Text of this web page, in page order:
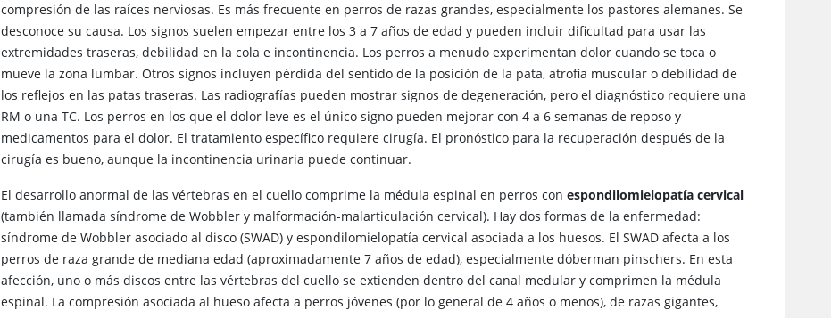
compresión de las raíces nerviosas. Es más frecuente en perros de razas grandes, especialmente los pastores alemanes. Se
desconoce su causa. Los signos suelen empezar entre los 3 a 7 años de edad y pueden incluir dificultad para usar las
extremidades traseras, debilidad en la cola e incontinencia. Los perros a menudo experimentan dolor cuando se toca o
mueve la zona lumbar. Otros signos incluyen pérdida del sentido de la posición de la pata, atrofia muscular o debilidad de
los reflejos en las patas traseras. Las radiografías pueden mostrar signos de degeneración, pero el diagnóstico requiere una
RM o una TC. Los perros en los que el dolor leve es el único signo pueden mejorar con 4 a 6 semanas de reposo y
medicamentos para el dolor. El tratamiento específico requiere cirugía. El pronóstico para la recuperación después de la
cirugía es bueno, aunque la incontinencia urinaria puede continuar.
El desarrollo anormal de las vértebras en el cuello comprime la médula espinal en perros conespondilomielopatía cervical
(también llamada síndrome de Wobbler y malformación-malarticulación cervical). Hay dos formas de la enfermedad:
síndrome de Wobbler asociado al disco (SWAD) y espondilomielopatía cervical asociada a los huesos. El SWAD afecta a los
perros de raza grande de mediana edad (aproximadamente 7 años de edad), especialmente dóberman pinschers. En esta
afección, uno o más discos entre las vértebras del cuello se extienden dentro del canal medular y comprimen la médula
espinal. La compresión asociada al hueso afecta a perros jóvenes (por lo general de 4 años o menos), de razas gigantes,